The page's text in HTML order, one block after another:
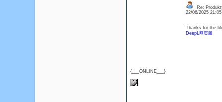
{___ONLINE___}
Re:
22/06/2025
Thanks for the
DeepL网页版